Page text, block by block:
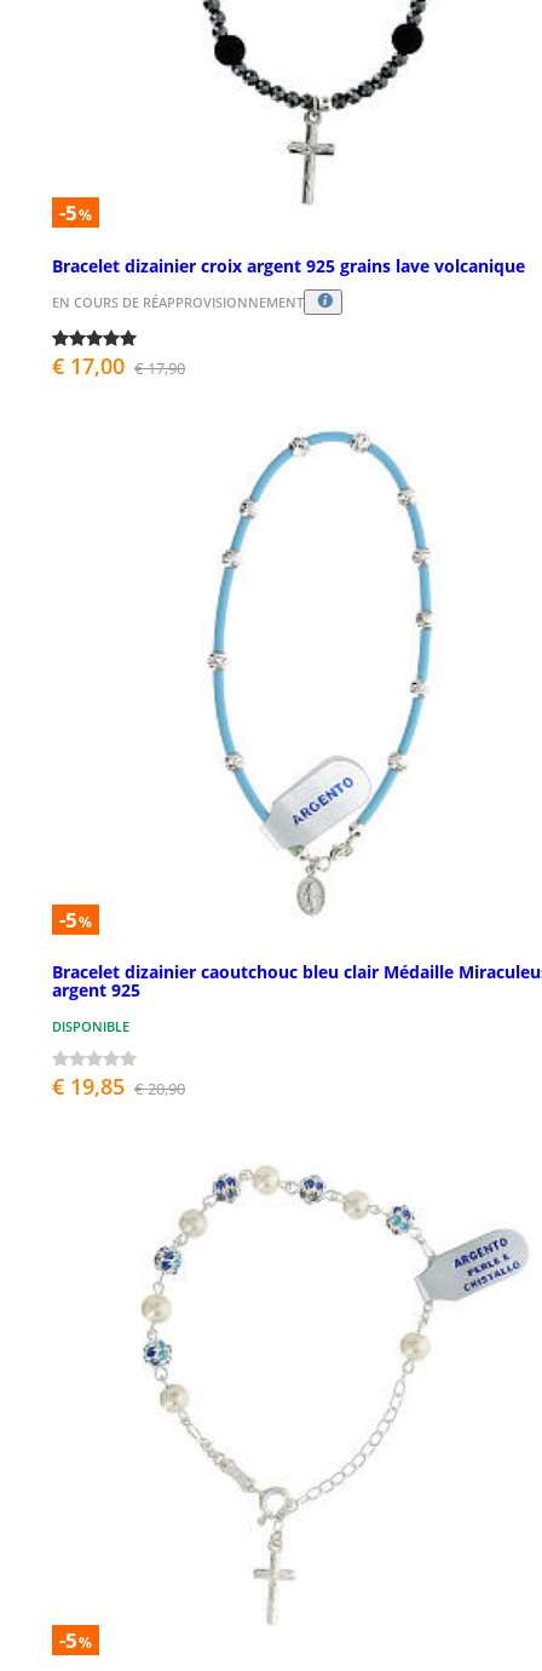
-5%
Bracelet dizainier croix argent 925 grains lave volcanique
EN COURS DE RÉAPPROVISIONNEMENT
€ 17,00 € 17,90
-5%
Bracelet dizainier caoutchouc bleu clair Médaille
argent 925
DISPONIBLE
€ 19,85 € 20,90
-5%